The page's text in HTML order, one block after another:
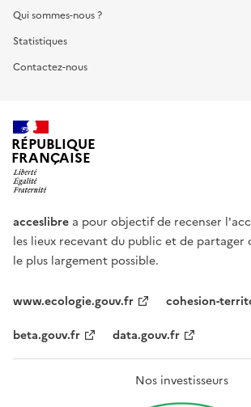
Qui sommes-nous ?
Statistiques
Contactez-nous
RÉPUBLIQUE
FRANÇAISE
acceslibre a pour objectif de recenser
les lieux recevant du public et de partager
le plus largement possible.
www.ecologie.gouv.fr
cohesion-
beta.gouv.fr
data.gouv.fr
Nos investisseurs